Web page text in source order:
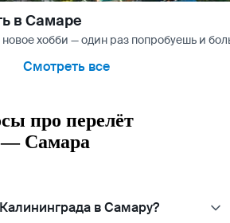
в Самаре
хобби — один раз попробуешь и
Смотреть все
про перелёт
— Самара
в Самару?